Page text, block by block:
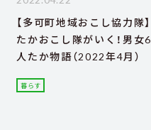
【多可町地域おこし協力隊】
たかおこし隊がいく！男女6
人たか物語（2022年4月）
暮らす